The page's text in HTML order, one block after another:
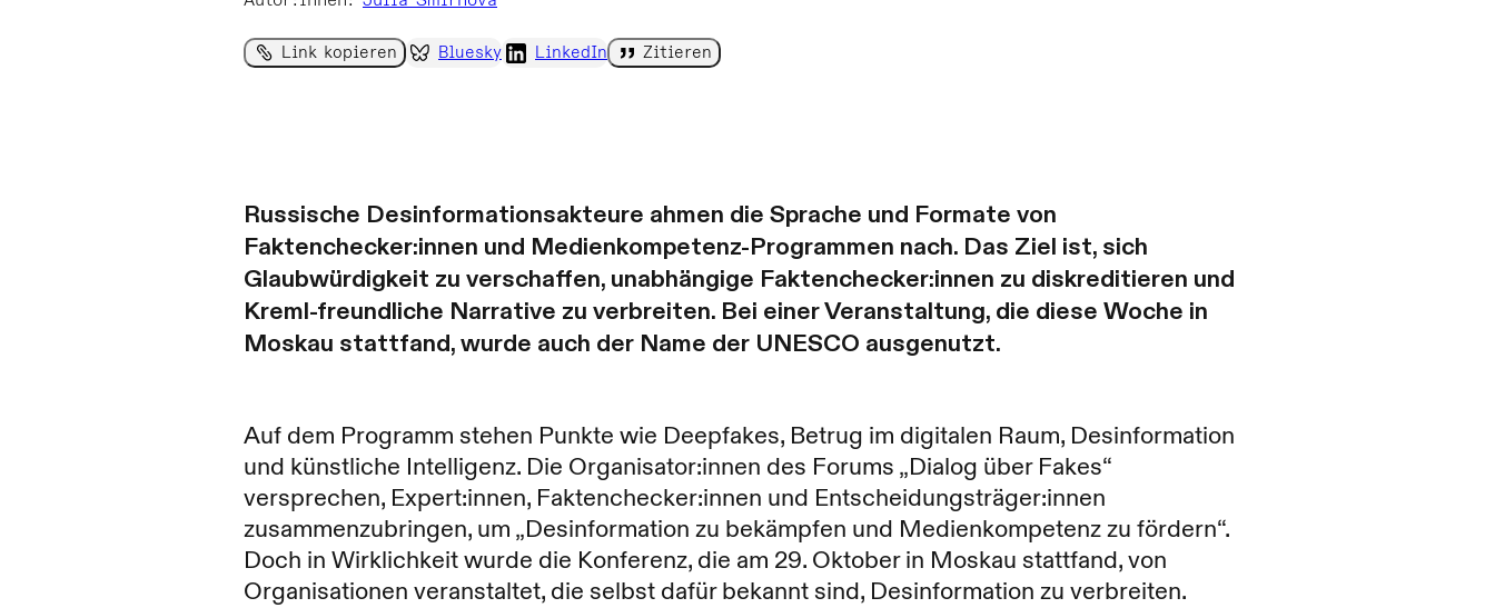
Link kopieren Bluesky LinkedIn Zitieren
Russische Desinformationsakteure ahmen die Sprache und Formate von
Faktenchecker:innen und Medienkompetenz-Programmen nach. Das Ziel ist, sich
Glaubwürdigkeit zu verschaffen, unabhängige Faktenchecker:innen zu diskreditieren und
Kreml-freundliche Narrative zu verbreiten. Bei einer Veranstaltung, die diese Woche in
Moskau stattfand, wurde auch der Name der UNESCO ausgenutzt.
Auf dem Programm stehen Punkte wie Deepfakes, Betrug im digitalen Raum, Desinformation
und künstliche Intelligenz. Die Organisator:innen des Forums „Dialog über Fakes“
versprechen, Expert:innen, Faktenchecker:innen und Entscheidungsträger:innen
zusammenzubringen, um „Desinformation zu bekämpfen und Medienkompetenz zu fördern“.
Doch in Wirklichkeit wurde die Konferenz, die am 29. Oktober in Moskau stattfand, von
Organisationen veranstaltet, die selbst dafür bekannt sind, Desinformation zu verbreiten.